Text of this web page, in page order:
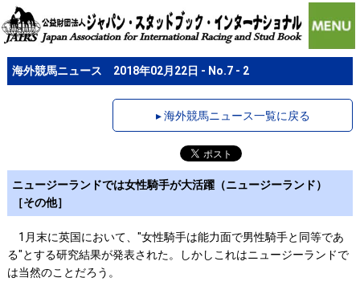
海外競馬ニュース 2018年02月22日 - No.7 - 2
▸ 海外競馬ニュース一覧に戻る
ニュージーランドでは女性騎手が大活躍（ニュージーランド）
［その他］
1月末に英国において、"女性騎手は能力面で男性騎手と同等であ
る"とする研究結果が発表された。しかしこれはニュージーランドで
は当然のことだろう。